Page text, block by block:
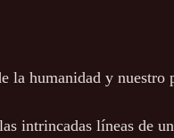
la humanidad y nuestro
intrincadas líneas de